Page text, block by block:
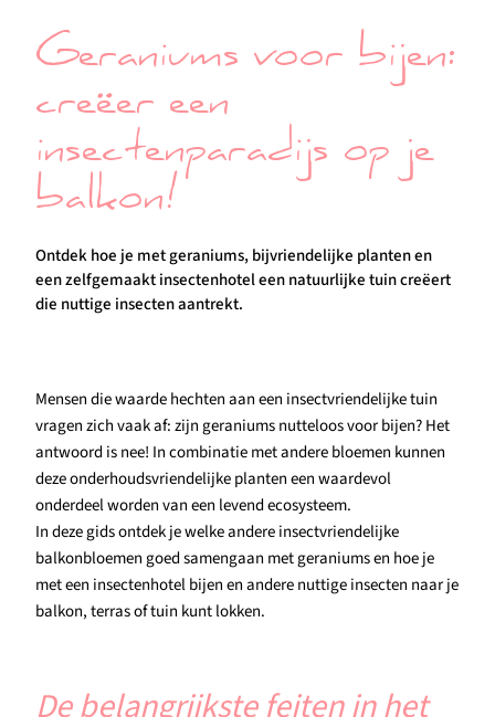
Geraniums voor bijen:
creëer een
insectenparadijs op je
balkon!
Ontdek hoe je met geraniums, bijvriendelijke planten en
een zelfgemaakt insectenhotel een natuurlijke tuin creëert
die nuttige insecten aantrekt.
Mensen die waarde hechten aan een insectvriendelijke tuin
vragen zich vaak af: zijn geraniums nutteloos voor bijen? Het
antwoord is nee! In combinatie met andere bloemen kunnen
deze onderhoudsvriendelijke planten een waardevol
onderdeel worden van een levend ecosysteem.
In deze gids ontdek je welke andere insectvriendelijke
balkonbloemen goed samengaan met geraniums en hoe je
met een insectenhotel bijen en andere nuttige insecten naar je
balkon, terras of tuin kunt lokken.
De belangrijkste feiten in het